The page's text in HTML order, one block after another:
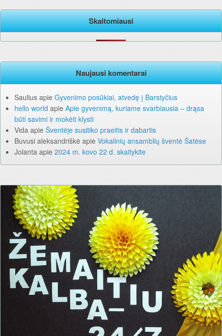
Skaitomiausi
Naujausi komentarai
Saulius apie Gyvenimo posūkiai, atvedę į Barstyčius
hello world apie Apie gyvenimą, kuriame svarbiausia – drąsa
būti savimi ir mokėti klysti
Vida apie Šventėje susitiko praeitis ir dabartis
Buvusi aleksandriškė apie Vokalinių ansamblių šventė Šatėse
Jolanta apie 2024 m. kovo 22 d. skaitykite